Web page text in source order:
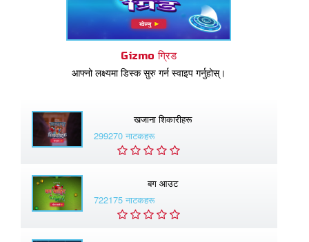
Gizmo ग्रिड
आफ्नो लक्ष्यमा डिस्क सुरु गर्न स्वाइप गर्नुहोस्।
खजाना शिकारीहरू
299270 नाटकहरू
बग आउट
722175 नाटकहरू